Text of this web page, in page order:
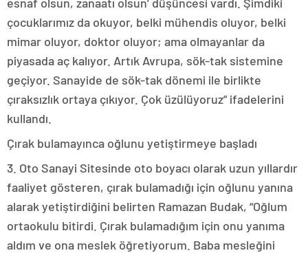
çocuklarımız da okuyor, belki mühendis oluyor, belki
mimar oluyor, doktor oluyor; ama olmayanlar da
piyasada aç kalıyor. Artık Avrupa, sök-tak sistemine
geçiyor. Sanayide de sök-tak dönemi ile birlikte
çıraksızlık ortaya çıkıyor. Çok üzülüyoruz” ifadelerini
kullandı.
Çırak bulamayınca oğlunu yetiştirmeye başladı
3. Oto Sanayi Sitesinde oto boyacı olarak uzun yıllardır
faaliyet gösteren, çırak bulamadığı için oğlunu yanına
alarak yetiştirdiğini belirten Ramazan Budak, “Oğlum
ortaokulu bitirdi. Çırak bulamadığım için onu yanıma
aldım ve ona meslek öğretiyorum. Baba mesleğini